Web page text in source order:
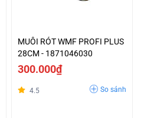
MUÔI RÓT WMF PROFI PLUS
28CM - 1871046030
300.000₫
4.5 So sánh